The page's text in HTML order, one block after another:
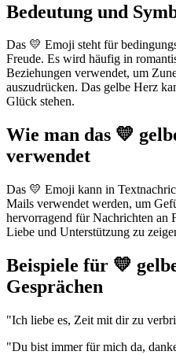
Bedeutung und
Das 💛 Emoji steht für
Freude. Es wird häufig in
Beziehungen verwendet, um
auszudrücken. Das gelbe Herz
Glück stehen.
Wie man das 💛
verwendet
Das 💛 Emoji kann in
Mails verwendet werden, um
hervorragend für Nachrichten an
Liebe und Unterstützung zu
Beispiele für 💛
Gesprächen
"Ich liebe es, Zeit mit dir zu
"Du bist immer für mich da,